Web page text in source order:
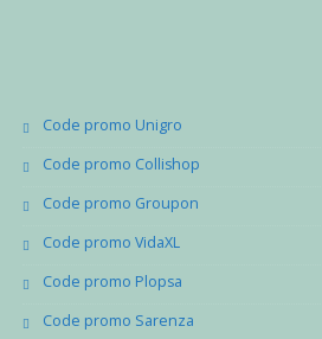
Code promo Unigro
Code promo Collishop
Code promo Groupon
Code promo VidaXL
Code promo Plopsa
Code promo Sarenza